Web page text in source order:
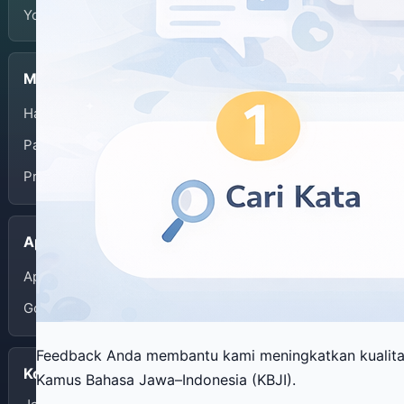
Feedback Anda membantu kami meningkatkan
Kamus Bahasa Jawa–Indonesia (KBJI).
Yogyakarta.
Menu
Halaman Depan
Panduan Penggunaan
Privacy Policy
Aplikasi
App Store
Google Play
Kontak